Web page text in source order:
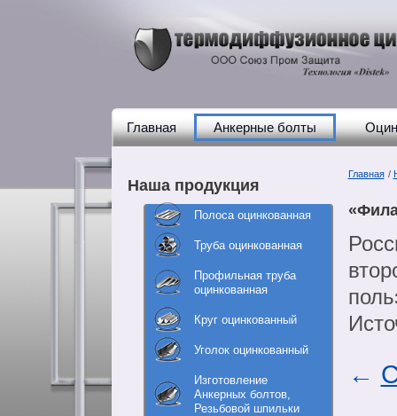
Главная Анкерные болты
Наша продукция
Полоса оцинкованная
Труба оцинкованная
Профильная труба
оцинкованная
Круг оцинкованный
Уголок оцинкованный
Изготовление
Анкерных болтов,
Резьбовой шпильки
Главная /
←